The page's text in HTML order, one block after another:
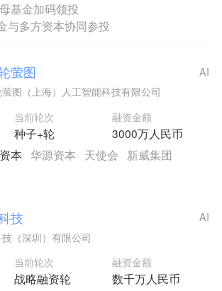
基金加码领投
与多方资本协同参投
萤图
萤图（上海）人工智能科技有限公司
当前轮次
种子+轮
融资金额
3000万人民币
AI
本 华源资本 天使会
新威集团
技
（深圳）有限公司
当前轮次
战略融资轮
融资金额
数千万人民币
AI